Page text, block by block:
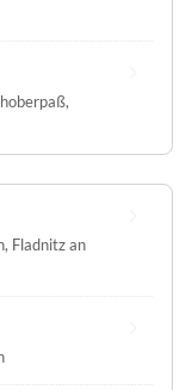
,
, Fladnitz an